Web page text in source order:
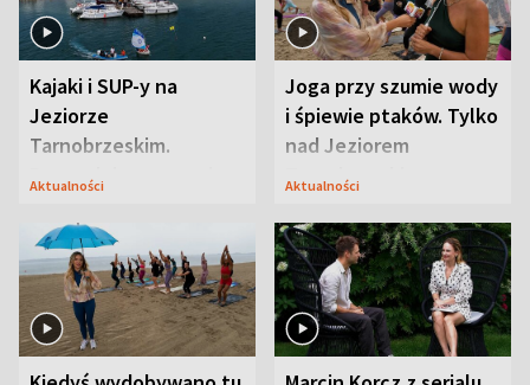
Kajaki i SUP-y na
Jeziorze
Tarnobrzeskim.
Przyrodnicy zwracają
Aktualności
Joga przy szumie wody
i śpiewie ptaków. Tylko
nad Jeziorem
Tarnobrzeskim
Aktualności